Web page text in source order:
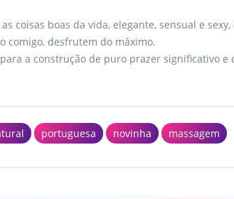
coisas boas da vida, elegante, sensual e
comigo, desfrutem do máximo.
a construção de puro prazer significativo e
portuguesa novinha massagem